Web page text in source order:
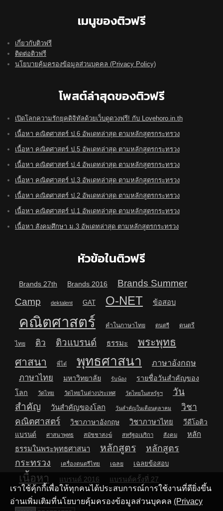
เมนูของติวฟรี
เกี่ยวกับติวฟรี
ติดต่อติวฟรี
นโยบายคุ้มครองข้อมูลส่วนบุคคล (Privacy Policy)
โพสต์ล่าสุดของติวฟรี
เปิดโลกความรักยุคดิจิทัลด้วยเว็บดูดวงฟรี! กับ Lovehoro.in.th
เนื้อหา คณิตศาสตร์ ป.6 อัพเดทล่าสุด ตามหลักสูตรกระทรวง
เนื้อหา คณิตศาสตร์ ป.5 อัพเดทล่าสุด ตามหลักสูตรกระทรวง
เนื้อหา คณิตศาสตร์ ป.4 อัพเดทล่าสุด ตามหลักสูตรกระทรวง
เนื้อหา คณิตศาสตร์ ป.3 อัพเดทล่าสุด ตามหลักสูตรกระทรวง
เนื้อหา คณิตศาสตร์ ป.2 อัพเดทล่าสุด ตามหลักสูตรกระทรวง
เนื้อหา คณิตศาสตร์ ป.1 อัพเดทล่าสุด ตามหลักสูตรกระทรวง
เนื้อหา สังคมศึกษา ม.3 อัพเดทล่าสุด ตามหลักสูตรกระทรวง
หัวข้อในติวฟรี
Brands 27th Brands 2016
Brands Summer
Camp
dektalent GAT O-NET ข้อสอบ
คณิตศาสตร์ คำในภาษาไทย ดนตรี ดนตรี
ไทย ติว ติวแบรนด์ ธรรมะ
พระพุทธ
ศาสนา
พี่โต๋ พุทธศาสนา ภาษาอังกฤษ
ภาษาไทย มหาวิทยาลัย รับน้อง
รายชื่อวันสำคัญของ
โลก
วัดไทย วัดไทยในต่างประเทศ วัดไทยในสหรัฐฯ
วัน
สำคัญ
วันสำคัญของโลก วันสำคัญในเดือนตุลาคม
วิชา
คณิตศาสตร์
วิชาภาษาอังกฤษ วิชาภาษาไทย
วีดีโอติว
แบรนด์
ศาสนาพุทธ สมัชชาสงฆ์ สหรัฐอเมริกา สังคม
หลัก
ธรรมในพระพุทธศาสนา
หลักสูตร
หลักสูตร
กระทรวง
เครื่องดนตรีไทย เฉลย เฉลยข้อสอบ
เนื้อหา แบรนด์ 2016 แบรนด์ครั้งที่ 27
เราใช้คุ้กกี้เพื่อให้ทุกคนได้ประสบการณ์การใช้งานที่ดียิ่งขึ้น
อ่านเพิ่มเติมที่นโยบายคุ้มครองข้อมูลส่วนบุคคล (Privacy